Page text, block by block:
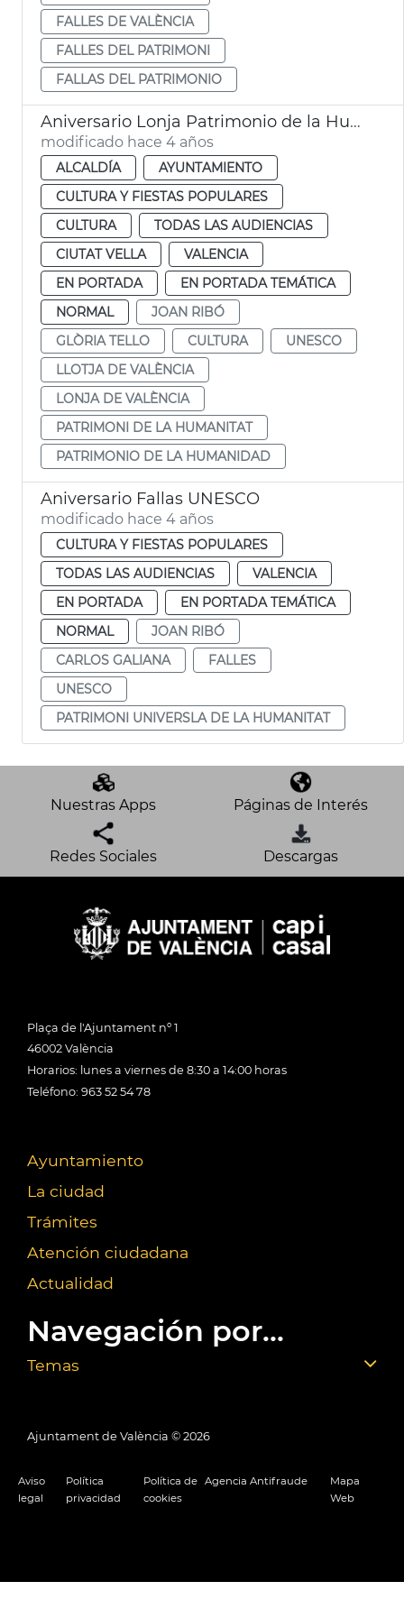
FALLES DE VALÈNCIA
FALLES DEL PATRIMONI
FALLAS DEL PATRIMONIO
Aniversario Lonja Patrimonio de la Humanidad
modificado hace 4 años
ALCALDÍA
AYUNTAMIENTO
CULTURA Y FIESTAS POPULARES
CULTURA
TODAS LAS AUDIENCIAS
CIUTAT VELLA
VALENCIA
EN PORTADA
EN PORTADA TEMÁTICA
NORMAL
JOAN RIBÓ
GLÒRIA TELLO
CULTURA
UNESCO
LLOTJA DE VALÈNCIA
LONJA DE VALÈNCIA
PATRIMONI DE LA HUMANITAT
PATRIMONIO DE LA HUMANIDAD
Aniversario Fallas UNESCO
modificado hace 4 años
CULTURA Y FIESTAS POPULARES
TODAS LAS AUDIENCIAS
VALENCIA
EN PORTADA
EN PORTADA TEMÁTICA
NORMAL
JOAN RIBÓ
CARLOS GALIANA
FALLES
UNESCO
PATRIMONI UNIVERSLA DE LA HUMANITAT
Nuestras Apps Páginas de Interés
Redes Sociales Descargas
Plaça de l'Ajuntament nº 1
46002 València
Horarios: lunes a viernes de 8:30 a 14:00 horas
Teléfono: 963 52 54 78
Ayuntamiento
La ciudad
Trámites
Atención ciudadana
Actualidad
Navegación por...
Temas
Ajuntament de València © 2026
Aviso
legal
Política
privacidad
Política de
cookies
Agencia Antifraude
Mapa
Web